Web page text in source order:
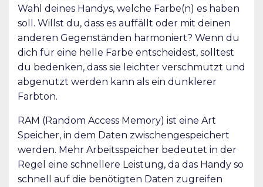
Wahl deines Handys, welche Farbe(n) es haben
soll. Willst du, dass es auffällt oder mit deinen
anderen Gegenständen harmoniert? Wenn du
dich für eine helle Farbe entscheidest, solltest
du bedenken, dass sie leichter verschmutzt und
abgenutzt werden kann als ein dunklerer
Farbton.
RAM (Random Access Memory) ist eine Art
Speicher, in dem Daten zwischengespeichert
werden. Mehr Arbeitsspeicher bedeutet in der
Regel eine schnellere Leistung, da das Handy so
schnell auf die benötigten Daten zugreifen